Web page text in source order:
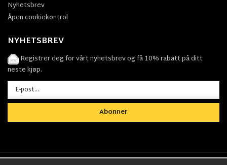
Nyhetsbrev
Åpen cookiekontrol
NYHETSBREV
Registrer deg for vårt nyhetsbrev og få 10% rabatt på ditt
neste kjøp.
Abonner